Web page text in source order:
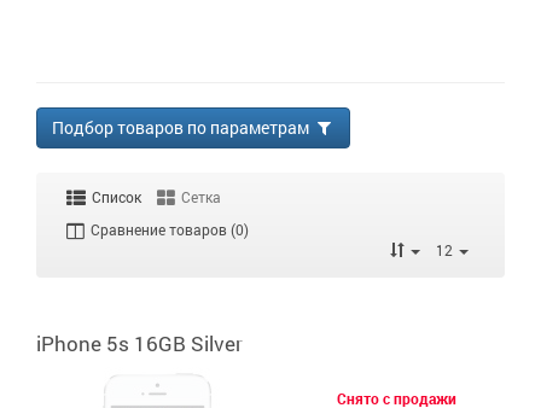
Подбор товаров по параметрам
Список
Сетка
Сравнение товаров (0)
12
iPhone 5s 16GB Silver
Снято с продажи